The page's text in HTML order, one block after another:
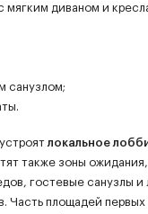
мягким диваном и
санузлом;
локальное
также зоны
гостевые санузлы и
Часть площадей первых